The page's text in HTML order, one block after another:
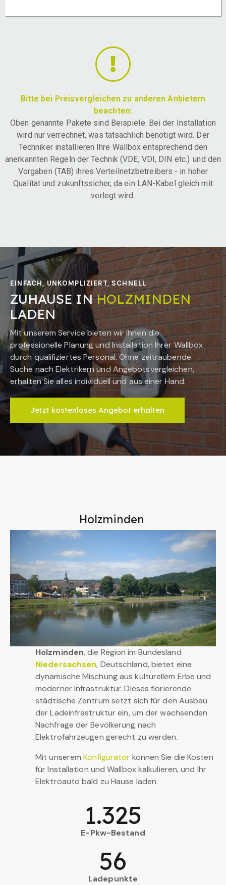
Bitte bei Preisvergleichen zu anderen Anbietern
beachten:
Oben genannte Pakete sind Beispiele. Bei der Installation
wird nur verrechnet, was tatsächlich benötigt wird. Der
Techniker installieren Ihre Wallbox entsprechend den
anerkannten Regeln der Technik (VDE, VDI, DIN etc.) und den
Vorgaben (TAB) ihres Verteilnetzbetreibers - in hoher
Qualität und zukunftssicher, da ein LAN-Kabel gleich mit
verlegt wird.
EINFACH, UNKOMPLIZIERT, SCHNELL
ZUHAUSE INHOLZMINDEN
LADEN
Mit unserem Service bieten wir Ihnen die
professionelle Planung und Installation Ihrer Wallbox
durch qualifiziertes Personal. Ohne zeitraubende
Suche nach Elektrikern und Angebotsvergleichen,
erhalten Sie alles individuell und aus einer Hand.
Jetzt kostenloses Angebot erhalten
Holzminden
Holzminden, die Region im Bundesland
Niedersachsen, Deutschland, bietet eine
dynamische Mischung aus kulturellem Erbe und
moderner Infrastruktur. Dieses florierende
städtische Zentrum setzt sich für den Ausbau
der Ladeinfrastruktur ein, um der wachsenden
Nachfrage der Bevölkerung nach
Elektrofahrzeugen gerecht zu werden.
Mit unseremKonfigurator können Sie die Kosten
für Installation und Wallbox kalkulieren, und Ihr
Elektroauto bald zu Hause laden.
E-Pkw-Bestand
1.325
Ladepunkte
56